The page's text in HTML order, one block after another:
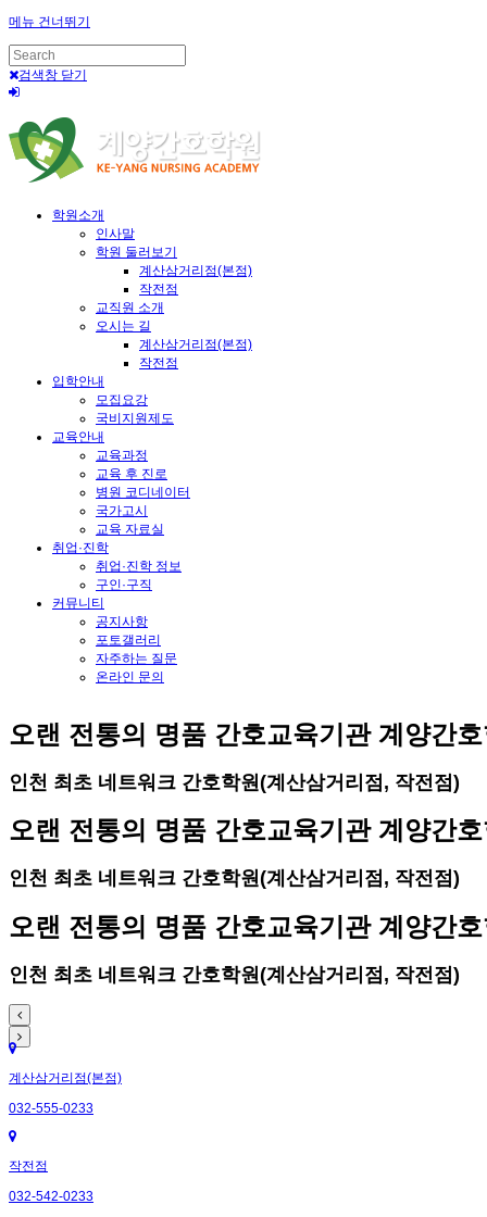
메뉴 건너뛰기
검색창 닫기
학원소개
인사말
학원 둘러보기
계산삼거리점(본점)
작전점
교직원 소개
오시는 길
계산삼거리점(본점)
작전점
입학안내
모집요강
국비지원제도
교육안내
교육과정
교육 후 진로
병원 코디네이터
국가고시
교육 자료실
취업·진학
취업·진학 정보
구인·구직
커뮤니티
공지사항
포토갤러리
자주하는 질문
온라인 문의
오랜 전통의 명품 간호교육기관 계양간
인천 최초 네트워크 간호학원(계산삼거리점, 작전점)
오랜 전통의 명품 간호교육기관 계양간
인천 최초 네트워크 간호학원(계산삼거리점, 작전점)
오랜 전통의 명품 간호교육기관 계양간
인천 최초 네트워크 간호학원(계산삼거리점, 작전점)
계산삼거리점(본점)
032-555-0233
작전점
032-542-0233